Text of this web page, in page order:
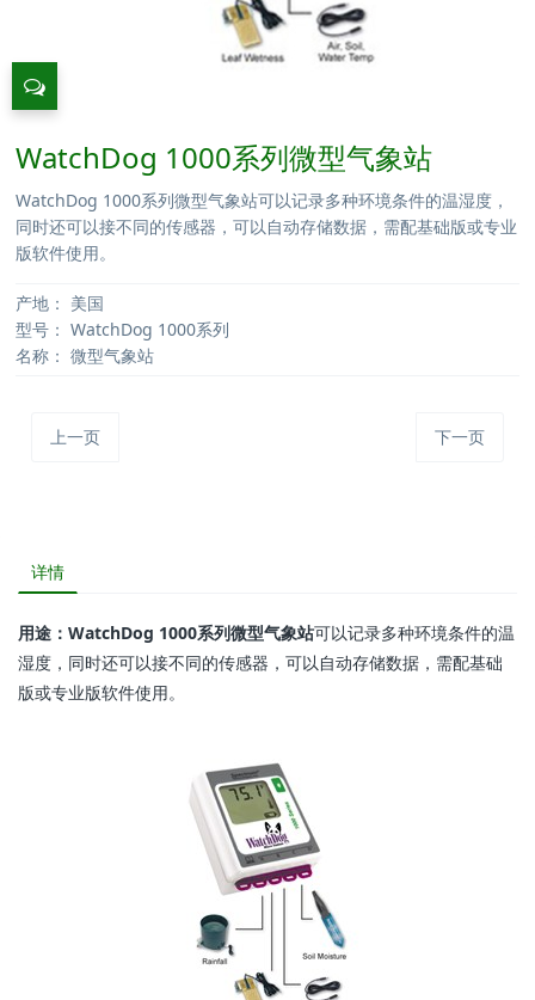
WatchDog 1000系列微型气象站
WatchDog 1000系列微型气象站可以记录多种环境条件的温湿度，
同时还可以接不同的传感器，可以自动存储数据，需配基础版或专业
版软件使用。
产地： 美国
型号： WatchDog 1000系列
名称： 微型气象站
上一页 下一页
详情
用途：WatchDog 1000系列微型气象站可以记录多种环境条件的温
湿度，同时还可以接不同的传感器，可以自动存储数据，需配基础
版或专业版软件使用。